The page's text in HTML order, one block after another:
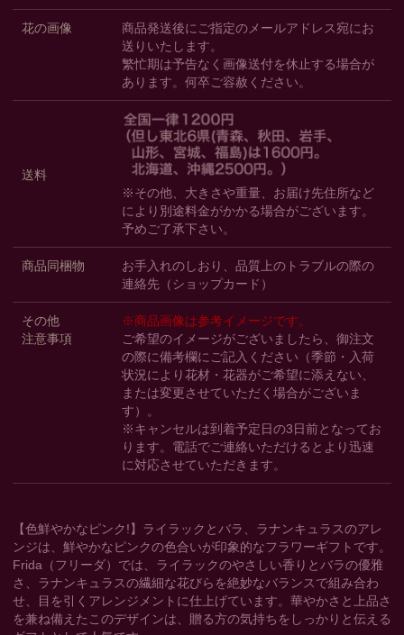
花の画像
商品発送後にご指定のメールアドレス宛にお
送りいたします。
繁忙期は予告なく画像送付を休止する場合が
あります。何卒ご容赦ください。
送料
※その他、大きさや重量、お届け先住所など
により別途料金がかかる場合がございます。
予めご了承下さい。
商品同梱物
お手入れのしおり、品質上のトラブルの際の
連絡先（ショップカード）
その他
注意事項
※商品画像は参考イメージです。
ご希望のイメージがございましたら、御注文
の際に備考欄にご記入ください（季節・入荷
状況により花材・花器がご希望に添えない、
または変更させていただく場合がございま
す）。
※キャンセルは到着予定日の3日前となってお
ります。電話でご連絡いただけるとより迅速
に対応させていただきます。
【色鮮やかなピンク!】ライラックとバラ、ラナンキュラスのアレ
ンジは、鮮やかなピンクの色合いが印象的なフラワーギフトです。
Frida（フリーダ）では、ライラックのやさしい香りとバラの優雅
さ、ラナンキュラスの繊細な花びらを絶妙なバランスで組み合わ
せ、目を引くアレンジメントに仕上げています。華やかさと上品さ
を兼ね備えたこのデザインは、贈る方の気持ちをしっかりと伝える